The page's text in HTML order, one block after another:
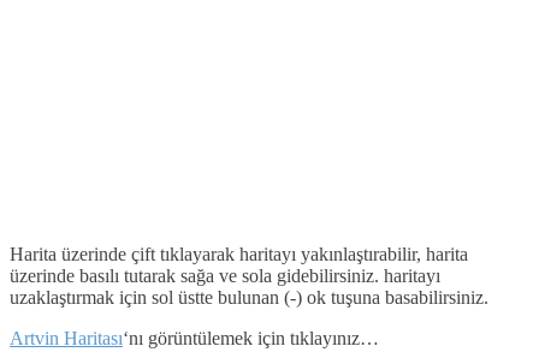
Harita üzerinde çift tıklayarak haritayı yakınlaştırabilir, harita
üzerinde basılı tutarak sağa ve sola gidebilirsiniz. haritayı
uzaklaştırmak için sol üstte bulunan (-) ok tuşuna basabilirsiniz.
Artvin Haritası‘nı görüntülemek için tıklayınız…